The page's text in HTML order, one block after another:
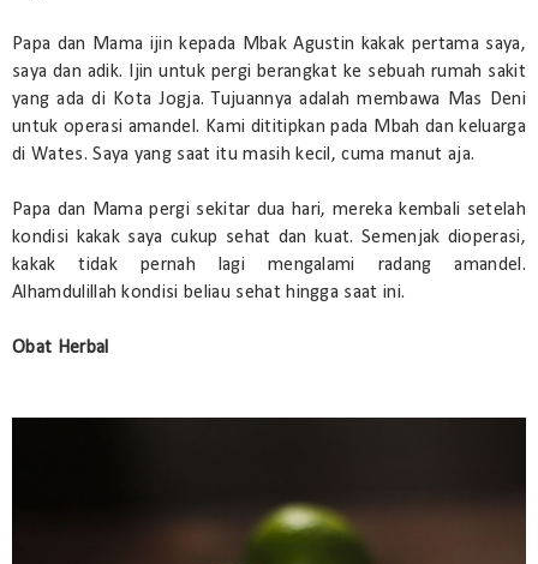
Papa dan Mama ijin kepada Mbak Agustin kakak pertama saya,
saya dan adik. Ijin untuk pergi berangkat ke sebuah rumah sakit
yang ada di Kota Jogja. Tujuannya adalah membawa Mas Deni
untuk operasi amandel. Kami dititipkan pada Mbah dan keluarga
di Wates. Saya yang saat itu masih kecil, cuma manut aja.
Papa dan Mama pergi sekitar dua hari, mereka kembali setelah
kondisi kakak saya cukup sehat dan kuat. Semenjak dioperasi,
kakak tidak pernah lagi mengalami radang amandel.
Alhamdulillah kondisi beliau sehat hingga saat ini.
Obat Herbal